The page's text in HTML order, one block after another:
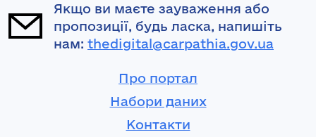
Якщо ви маєте зауваження або
пропозиції, будь ласка, напишіть
нам: thedigital@carpathia.gov.ua
Про портал
Набори даних
Контакти